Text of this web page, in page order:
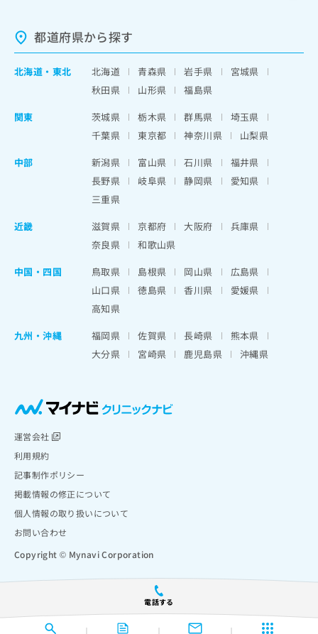
電話する
都道府県から探す
北海道 ・ 東北 北海道 青森県 岩手県
宮城県
秋田県
山形県
福島県
関東
茨城県 栃木県 群馬県
埼玉県
千葉県
東京都 神奈川県
山梨県
中部
新潟県 富山県 石川県
福井県
長野県
岐阜県 静岡県
愛知県
三重県
近畿
滋賀県 京都府 大阪府
兵庫県
奈良県
和歌山県
中国・四国
鳥取県 島根県 岡山県
広島県
山口県
徳島県 香川県
愛媛県
高知県
九州・沖縄
福岡県 佐賀県 長崎県
熊本県
大分県
宮崎県 鹿児島県 沖縄県
運営会社
利用規約
記事制作ポリシー
掲載情報の修正について
個人情報の取り扱いについて
お問い合わせ
Copyright © Mynavi Corporation